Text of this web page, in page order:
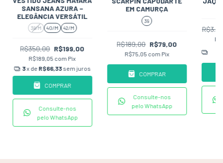
SANSANA AZURA –
ELEGÂNCIA VERSÁTIL
38/M 40/M 42/M
R$350,00 R$199,00
R$189,05 com Pix
3x de R$66,33 sem juros
COMPRAR
Consulte-nos
pelo WhatsApp
EM CAMURÇA
39
R$189,00 R$79,00
R$75,05 com Pix
COMPRAR
Consulte-nos
pelo WhatsApp